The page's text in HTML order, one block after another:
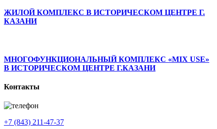
ЖИЛОЙ КОМПЛЕКС В ИСТОРИЧЕСКОМ ЦЕНТРЕ Г.
КАЗАНИ
МНОГОФУНКЦИОНАЛЬНЫЙ КОМПЛЕКС «MIX USE»
В ИСТОРИЧЕСКОМ ЦЕНТРЕ Г.КАЗАНИ
Контакты
+7 (843) 211-47-37